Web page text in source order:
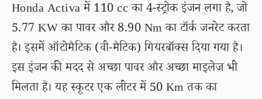
Honda Activa में 110 cc का 4-स्ट्रोक इंजन लगा है, जो
5.77 KW का पावर और 8.90 Nm का टॉर्क जनरेट करता
है। इसमें ऑटोमैटिक (वी-मैटिक) गियरबॉक्स दिया गया है।
इस इंजन की मदद से अच्छा पावर और अच्छा माइलेज भी
मिलता है। यह स्कूटर एक लीटर में 50 Km तक का